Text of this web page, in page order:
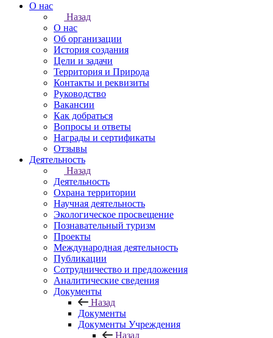
О нас
Назад
О нас
Об организации
История создания
Цели и задачи
Территория и Природа
Контакты и реквизиты
Руководство
Вакансии
Как добраться
Вопросы и ответы
Награды и сертификаты
Отзывы
Деятельность
Назад
Деятельность
Охрана территории
Научная деятельность
Экологическое просвещение
Познавательный туризм
Проекты
Международная деятельность
Публикации
Сотрудничество и предложения
Аналитические сведения
Документы
Назад
Документы
Документы Учреждения
Назад